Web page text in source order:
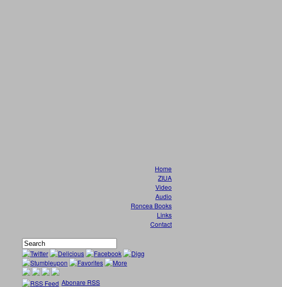
Home
ZIUA
Video
Audio
Roncea Books
Links
Contact
Abonare RSS